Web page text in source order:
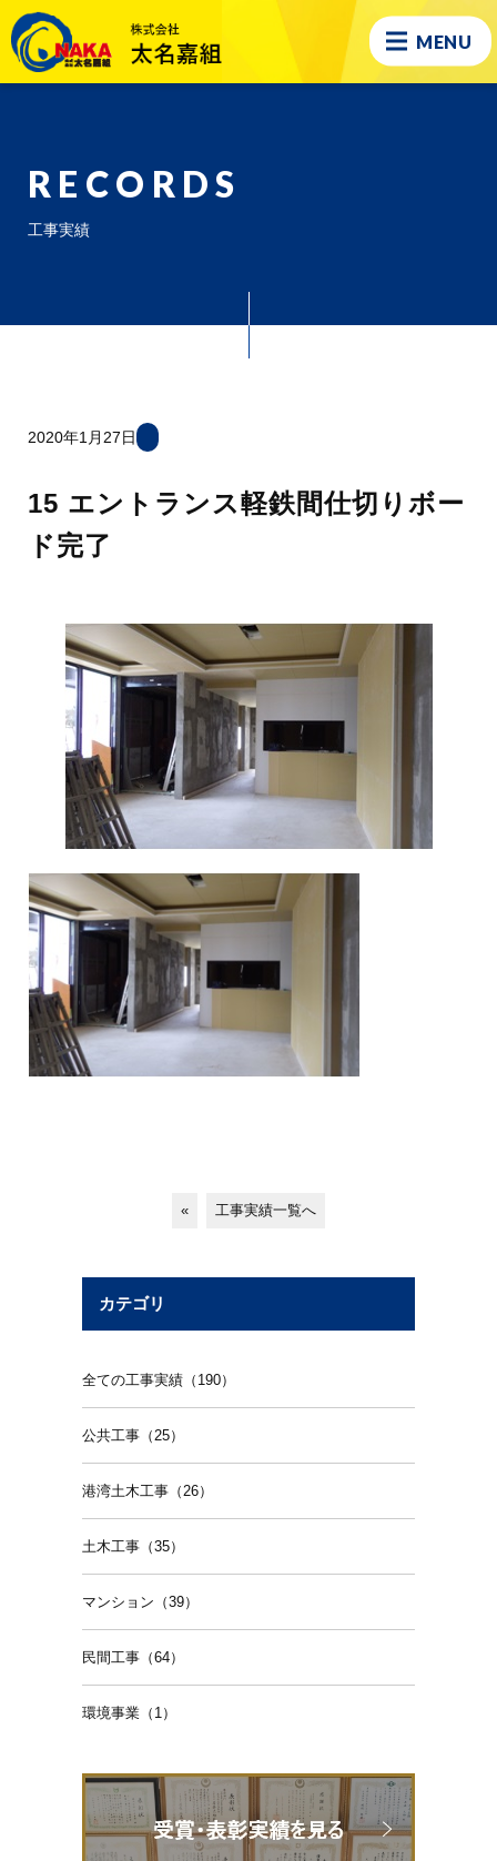
MENU
RECORDS
工事実績
2020年1月27日
15 エントランス軽鉄間仕切りボー
ド完了
« 工事実績一覧へ
カテゴリ
全ての工事実績（190）
公共工事（25）
港湾土木工事（26）
土木工事（35）
マンション（39）
民間工事（64）
環境事業（1）